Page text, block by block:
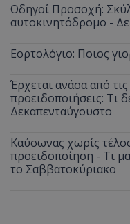
Οδηγοί Προσοχή:
αυτοκινητόδρομο -
Εορτολόγιο: Ποιος
Έρχεται ανάσα από
προειδοποιήσεις: Τι
Δεκαπενταύγουστο
Καύσωνας χωρίς
προειδοποίηση - Τι
το Σαββατοκύριακο